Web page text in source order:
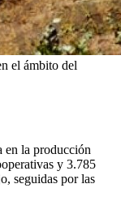
el ámbito del
en la producción
y 3.785
seguidas por las